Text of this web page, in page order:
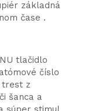
základná
čase .
tlačidlo
číslo
trest z
šanca a